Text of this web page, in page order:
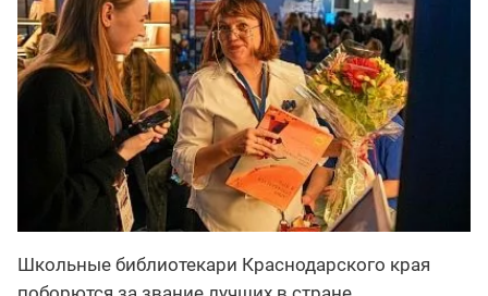
Школьные библиотекари Краснодарского края